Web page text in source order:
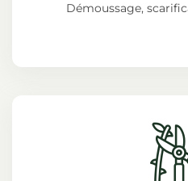
Démoussage,